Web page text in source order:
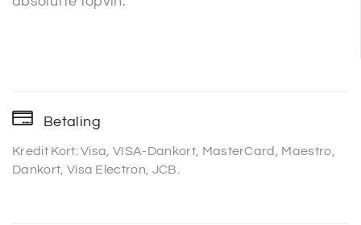
Betaling
Kredit Kort: Visa, VISA-Dankort, MasterCard, Maestro,
Dankort, Visa Electron, JCB.